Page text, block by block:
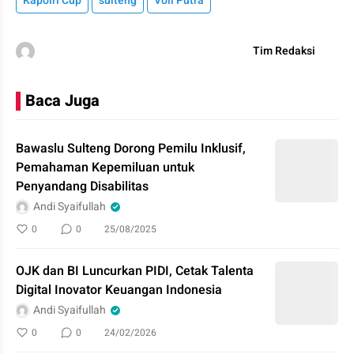
Tim Redaksi
Baca Juga
Bawaslu Sulteng Dorong Pemilu Inklusif,
Pemahaman Kepemiluan untuk
Penyandang Disabilitas
Andi Syaifullah
0 0 25/08/2025
OJK dan BI Luncurkan PIDI, Cetak Talenta
Digital Inovator Keuangan Indonesia
Andi Syaifullah
0 0 24/02/2026